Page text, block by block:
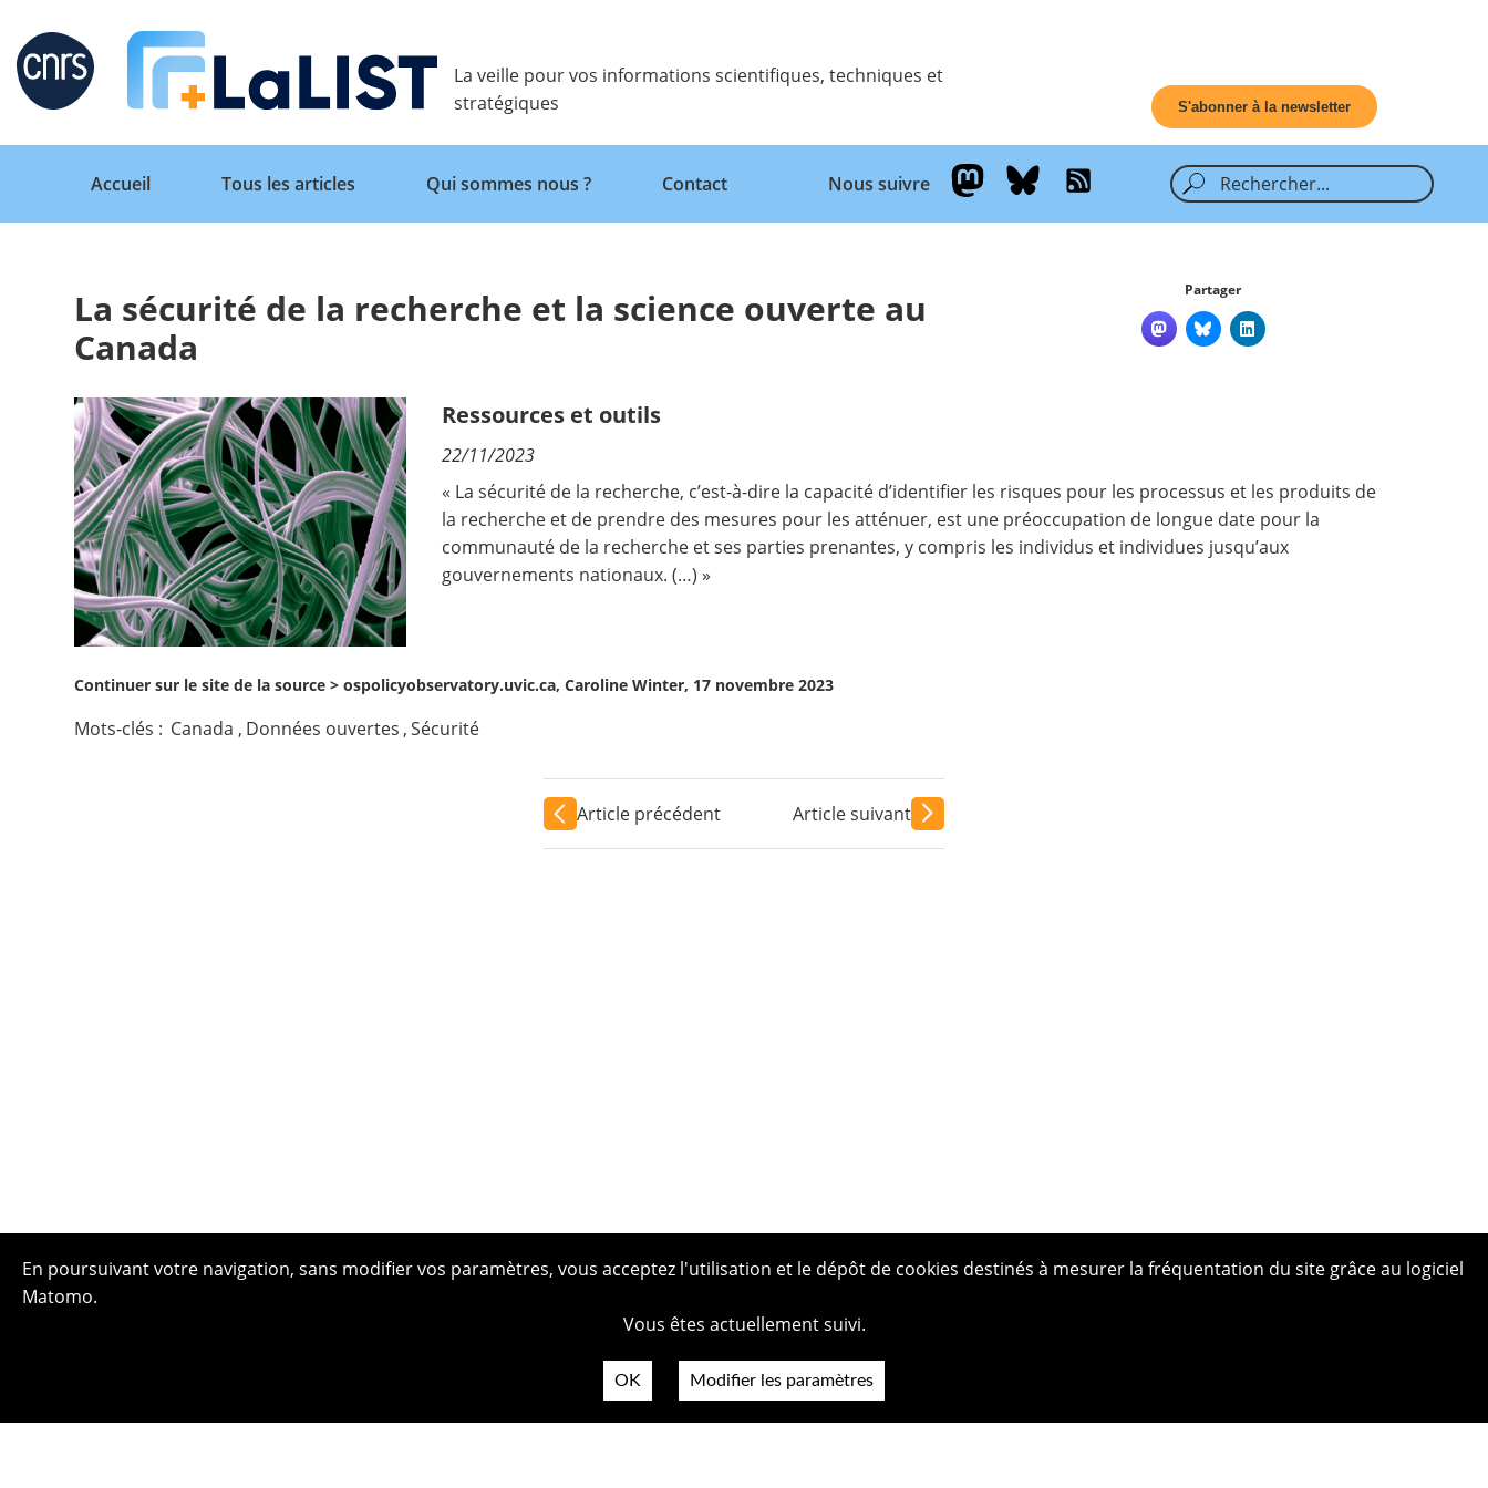
Retour
Accueil
Tous les articles
Qui sommes nous ?
Contact
Nous suivre
La veille pour vos informations scientifiques, techniques et
stratégiques
S'abonner à la newsletter
Retour
Accueil
Tous les articles Qui sommes nous ? Contact Nous suivre
La sécurité de la recherche et la science ouverte au
Canada
Partager
Ressources et outils
22/11/2023
« La sécurité de la recherche, c’est-à-dire la capacité d’identifier les risques pour les processus et les produits de
la recherche et de prendre des mesures pour les atténuer, est une préoccupation de longue date pour la
communauté de la recherche et ses parties prenantes, y compris les individus et individues jusqu’aux
gouvernements nationaux. (…) »
Continuer sur le site de la source >ospolicyobservatory.uvic.ca, Caroline Winter, 17 novembre 2023
Mots-clés : Canada , Données ouvertes ,Sécurité
Article précédent Article suivant
En poursuivant votre navigation, sans modifier vos paramètres, vous acceptez l'utilisation et le dépôt de cookies destinés à mesurer la fréquentation du site grâce au logiciel
Matomo.
Vous êtes actuellement suivi.
OK Modifier les paramètres